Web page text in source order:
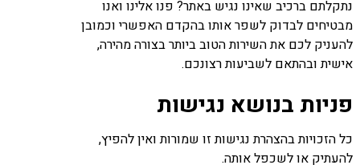
נתקלתם ברכיב שאינו נגיש באתר? פנו אלינו ואנו
מבטיחים לבדוק לשפר אותו בהקדם האפשרי וכמובן
להעניק לכם את השירות הטוב ביותר בצורה מהירה,
אישית ובהתאם לשביעות רצונכם.
פניות בנושא נגישות
כל הזכויות בהצהרת נגישות זו שמורות ואין להפיץ,
להעתיק או לשכפל אותה.